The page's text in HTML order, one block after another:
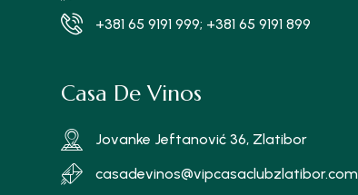
+381 65 9191 999; +381 65 9191 899
Casa De Vinos
Jovanke Jeftanović 36, Zlatibor
casadevinos@vipcasaclubzlatibor.com